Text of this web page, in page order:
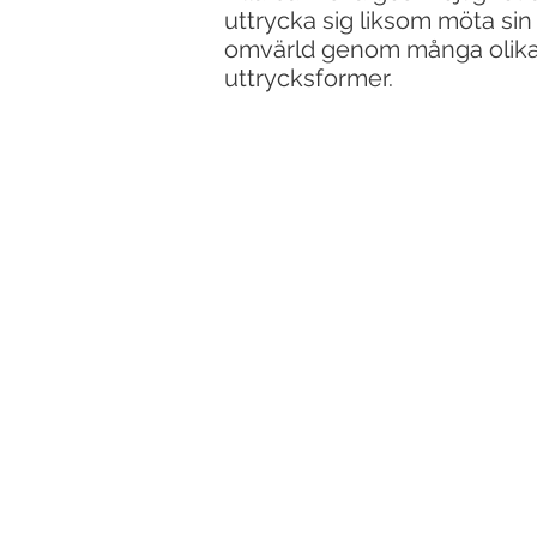
uttrycka sig liksom möta sin
omvärld genom många
uttrycksformer.